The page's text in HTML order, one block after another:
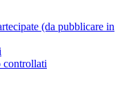
(da pubblicare in